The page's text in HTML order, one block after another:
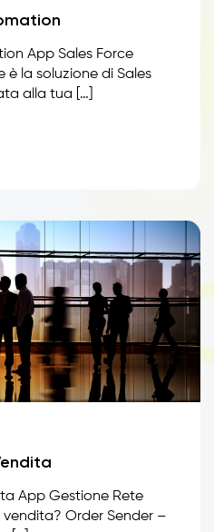
App Sales Force
è la soluzione di Sales
alla tua […]
App Gestione Rete
Order Sender –